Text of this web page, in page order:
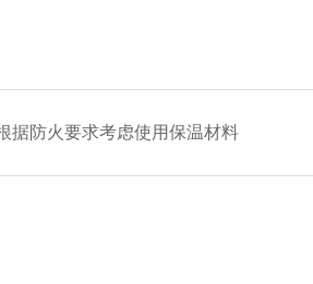
据防火要求考虑使用保温材料